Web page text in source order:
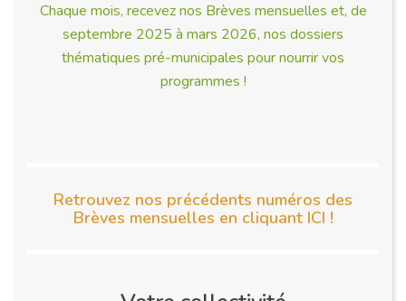
Chaque mois, recevez nos Brèves mensuelles et, de
septembre 2025 à mars 2026, nos dossiers
thématiques pré-municipales pour nourrir vos
programmes !
Retrouvez nos précédents numéros des
Brèves mensuelles en cliquant ICI !